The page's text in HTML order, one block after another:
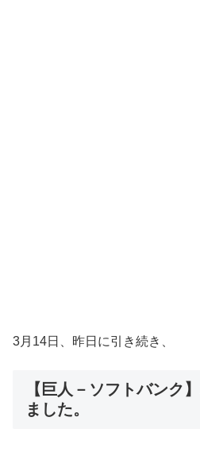
3月14日、昨日に引き続き、
【巨人－ソフトバンク】
ました。